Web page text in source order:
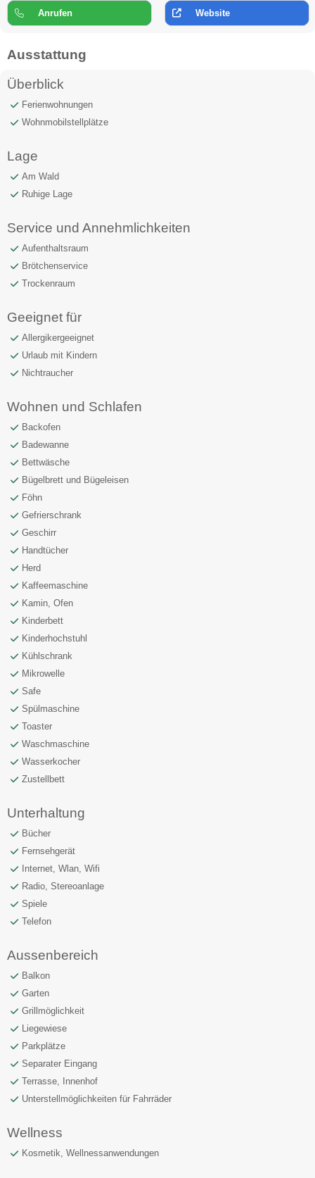
Anrufen Website
Ausstattung
Überblick
Ferienwohnungen
Wohnmobilstellplätze
Lage
Am Wald
Ruhige Lage
Service und Annehmlichkeiten
Aufenthaltsraum
Brötchenservice
Trockenraum
Geeignet für
Allergikergeeignet
Urlaub mit Kindern
Nichtraucher
Wohnen und Schlafen
Backofen
Badewanne
Bettwäsche
Bügelbrett und Bügeleisen
Föhn
Gefrierschrank
Geschirr
Handtücher
Herd
Kaffeemaschine
Kamin, Ofen
Kinderbett
Kinderhochstuhl
Kühlschrank
Mikrowelle
Safe
Spülmaschine
Toaster
Waschmaschine
Wasserkocher
Zustellbett
Unterhaltung
Bücher
Fernsehgerät
Internet, Wlan, Wifi
Radio, Stereoanlage
Spiele
Telefon
Aussenbereich
Balkon
Garten
Grillmöglichkeit
Liegewiese
Parkplätze
Separater Eingang
Terrasse, Innenhof
Unterstellmöglichkeiten für Fahrräder
Wellness
Kosmetik, Wellnessanwendungen